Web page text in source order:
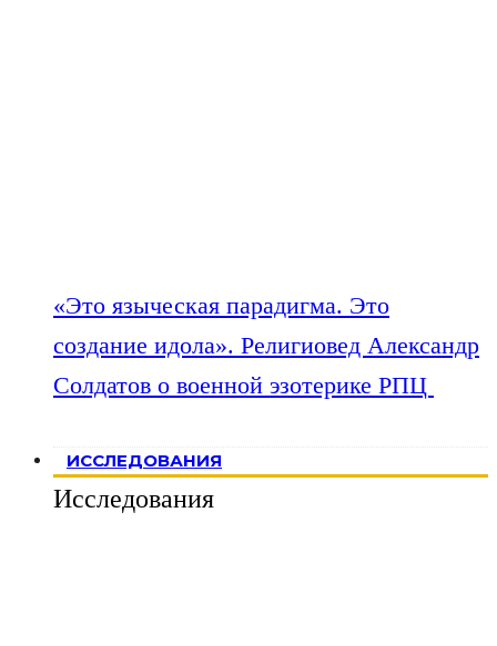
«Это языческая парадигма. Это
создание идола». Религиовед Александр
Солдатов о военной эзотерике РПЦ
ИССЛЕДОВАНИЯ
Исследования